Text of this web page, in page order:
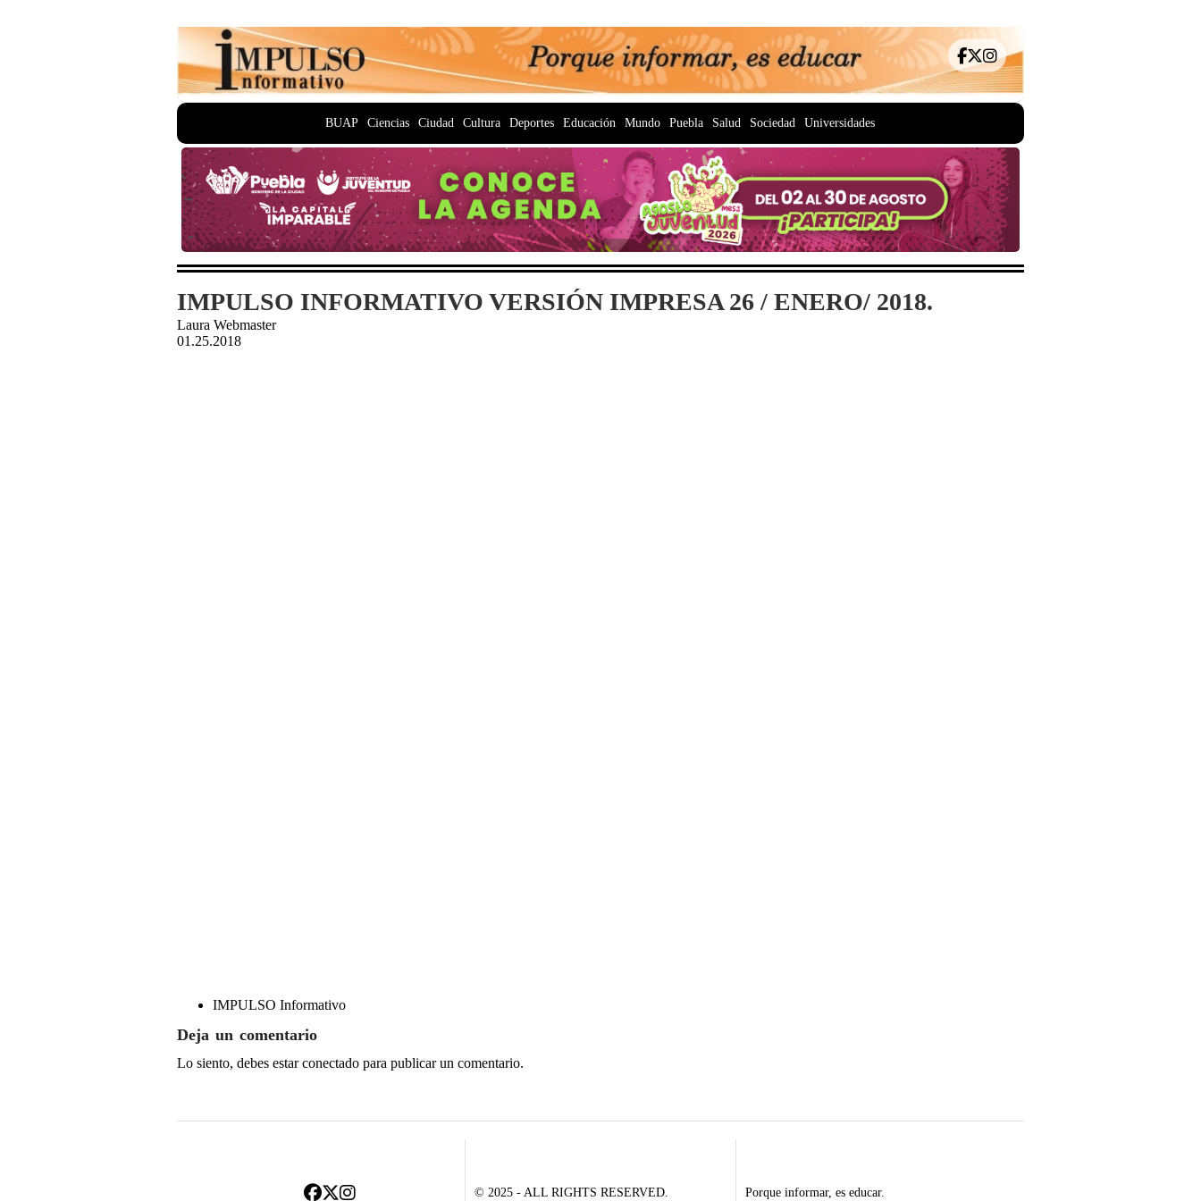
BUAP Ciencias Ciudad Cultura Deportes Educación Mundo Puebla Salud Sociedad Universidades
IMPULSO INFORMATIVO VERSIÓN IMPRESA 26 / ENERO/ 2018.
Laura Webmaster
01.25.2018
IMPULSO Informativo
Deja un comentario
Lo siento, debes estarconectado para publicar un comentario.
© 2025 - ALL RIGHTS RESERVED. Porque informar, es educar.